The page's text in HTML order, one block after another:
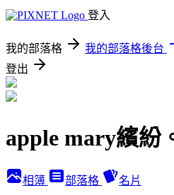
登入
我的部落格 我的部落格後台
登出
apple mary繽
相簿 部落格 名片